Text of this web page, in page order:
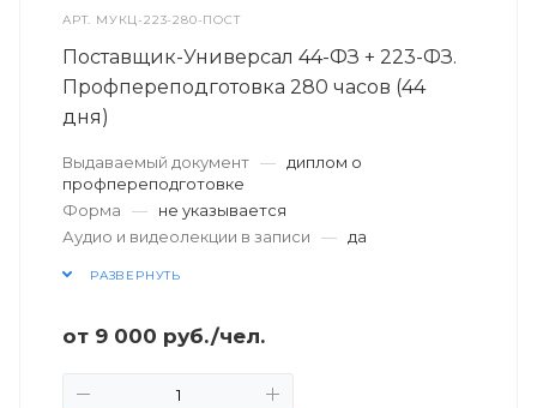
АРТ. МУКЦ-223-280-ПОСТ
Поставщик-Универсал 44-ФЗ + 223-ФЗ.
Профпереподготовка 280 часов (44
дня)
Выдаваемый документ — диплом о
профпереподготовке
Форма
—
не указывается
Аудио и видеолекции в записи
— да
РАЗВЕРНУТЬ
от 9 000 руб./чел.